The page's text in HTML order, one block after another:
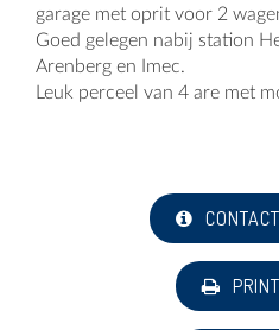
garage met oprit voor 2
Goed gelegen nabij station
Arenberg en Imec.
Leuk perceel van 4 are met